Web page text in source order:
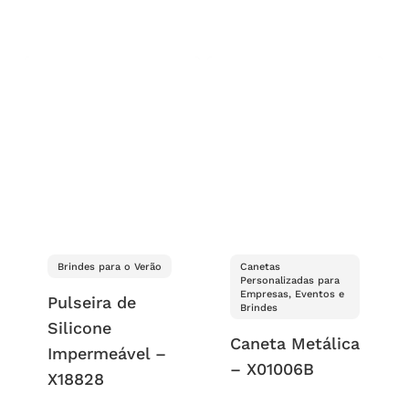
Brindes para o Verão
Pulseira de
Silicone
Impermeável –
X18828
Canetas
Personalizadas para
Empresas, Eventos e
Brindes
Caneta Metálica
– X01006B